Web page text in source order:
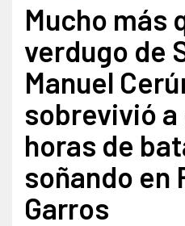
Mucho más
verdugo de
Manuel
sobrevivió
horas de
soñando en
Garros